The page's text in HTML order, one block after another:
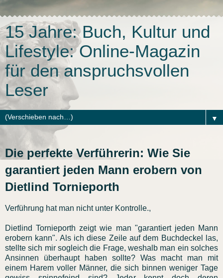
15 Jahre: Buch, Kultur und
Lifestyle: Online-Magazin
für den anspruchsvollen
Leser
▼
Die perfekte Verführerin: Wie Sie
garantiert jeden Mann erobern von
Dietlind Tornieporth
Verführung hat man nicht unter Kontrolle.,
Dietlind Tornieporth zeigt wie man "garantiert jeden Mann
erobern kann". Als ich diese Zeile auf dem Buchdeckel las,
stellte sich mir sogleich die Frage, weshalb man ein solches
Ansinnen überhaupt haben sollte? Was macht man mit
einem Harem voller Männer, die sich binnen weniger Tage